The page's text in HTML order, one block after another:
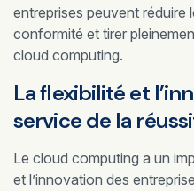
entreprises peuvent réduire
conformité et tirer
cloud computing.
La flexibilité et
service de la
Le cloud computing a un
et l’innovation des